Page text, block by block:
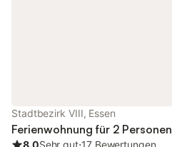
Stadtbezirk VIII, Essen
Ferienwohnung für 2 Personen
8.0Sehr gut⋅17 Bewertungen